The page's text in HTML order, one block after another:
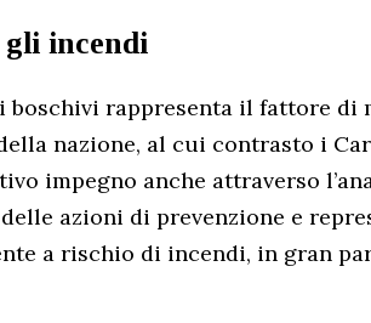
incendi
boschivi rappresenta il fattore
nazione, al cui contrasto i
impegno anche attraverso
azioni di prevenzione e
a rischio di incendi, in gran